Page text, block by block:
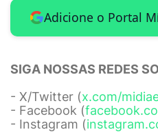
Adicione o Portal
SIGA NOSSAS REDES
- X/Twitter (x.com/
- Facebook (
- Instagram (